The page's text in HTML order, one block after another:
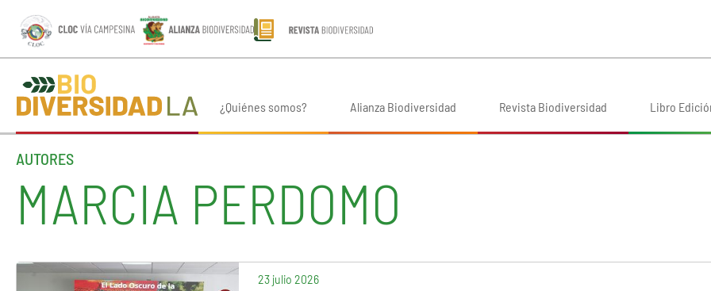
¿Quiénes somos? Alianza Biodiversidad Revista Biodiversidad Libro
AUTORES
MARCIA PERDOMO
23 julio 2026